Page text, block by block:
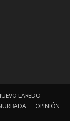
LAREDO
OPINIÓN